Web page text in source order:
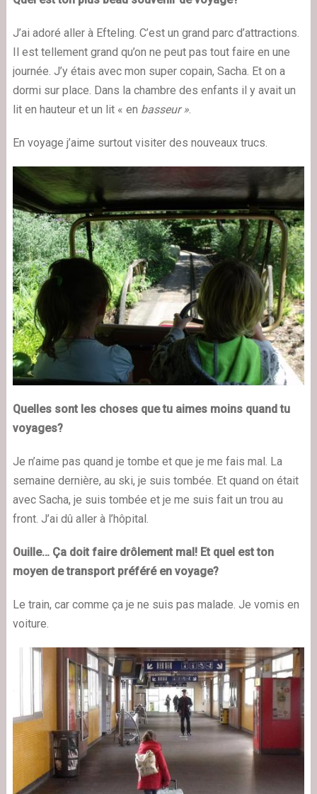
J’ai adoré aller à Efteling. C’est un grand parc d’attractions.
Il est tellement grand qu’on ne peut pas tout faire en une
journée. J’y étais avec mon super copain, Sacha. Et on a
dormi sur place. Dans la chambre des enfants il y avait un
lit en hauteur et un lit « en basseur ».
En voyage j’aime surtout visiter des nouveaux trucs.
Quelles sont les choses que tu aimes moins quand tu
voyages?
Je n’aime pas quand je tombe et que je me fais mal. La
semaine dernière, au ski, je suis tombée. Et quand on était
avec Sacha, je suis tombée et je me suis fait un trou au
front. J’ai dû aller à l’hôpital.
Ouille… Ça doit faire drôlement mal! Et quel est ton
moyen de transport préféré en voyage?
Le train, car comme ça je ne suis pas malade. Je vomis en
voiture.